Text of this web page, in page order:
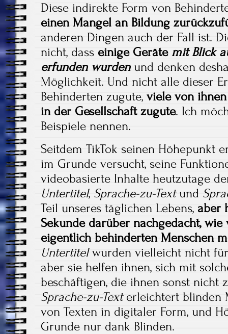
Diese indirekte Form von
einen Mangel an Bildung
anderen Dingen auch der Fall ist.
nicht, dass einige Geräte mit Blick
erfunden wurden und denken
Möglichkeit. Und nicht alle dieser
Behinderten zugute, viele von
in der Gesellschaft zugute. Ich
Beispiele nennen.
Seitdem TikTok seinen Höhepunkt
im Grunde versucht, seine
videobasierte Inhalte heutzutage
Untertitel, Sprache-zu-Textund
Teil unseres täglichen Lebens, aber
Sekunde darüber nachgedacht,
eigentlich behinderten Menschen
Untertitelwurden vielleicht nicht
aber sie helfen ihnen, sich mit
beschäftigen, die ihnen sonst nicht
Sprache-zu-Texterleichtert blinden
von Texten in digitaler Form, und
Grunde nur dank Blinden.